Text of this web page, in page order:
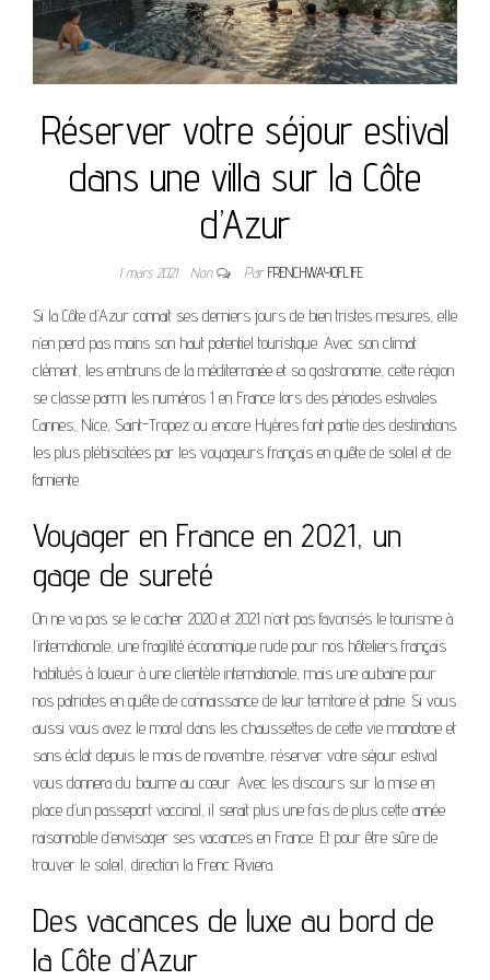
Réserver votre séjour estival
dans une villa sur la Côte
d’Azur
1 mars 2021 Non ParFRENCHWAYOFLIFE
Si la Côte d’Azur connait ses derniers jours de bien tristes mesures, elle
n’en perd pas moins son haut potentiel touristique. Avec son climat
clément, les embruns de la méditerranée et sa gastronomie, cette région
se classe parmi les numéros 1 en France lors des périodes estivales.
Cannes, Nice, Saint-Tropez ou encore Hyères font partie des destinations
les plus plébiscitées par les voyageurs français en quête de soleil et de
farniente.
Voyager en France en 2021, un
gage de sureté
On ne va pas se le cacher 2020 et 2021 n’ont pas favorisés le tourisme à
l’internationale, une fragilité économique rude pour nos hôteliers français
habitués à loueur à une clientèle internationale, mais une aubaine pour
nos patriotes en quête de connaissance de leur territoire et patrie. Si vous
aussi vous avez le moral dans les chaussettes de cette vie monotone et
sans éclat depuis le mois de novembre, réserver votre séjour estival
vous donnera du baume au cœur. Avec les discours sur la mise en
place d’un passeport vaccinal, il serait plus une fois de plus cette année
raisonnable d’envisager ses vacances en France. Et pour être sûre de
trouver le soleil, direction la Frenc Riviera.
Des vacances de luxe au bord de
la Côte d’Azur